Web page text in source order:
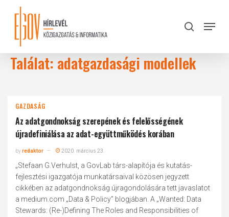
content
search
Menu
Találat: adatgazdasági modellek
GAZDASÁG
Az adatgondnokság szerepének és felelősségének
újradefiniálása az adat-együttműködés korában
byredaktor 2020. március 23.
„Stefaan G.Verhulst, a GovLab társ-alapítója és kutatás-
fejlesztési igazgatója munkatársaival közösen jegyzett
cikkében az adatgondnokság újragondolására tett javaslatot
a medium.com „Data & Policy” blogjában. A „Wanted: Data
Stewards: (Re-)Defining The Roles and Responsibilities of
Close